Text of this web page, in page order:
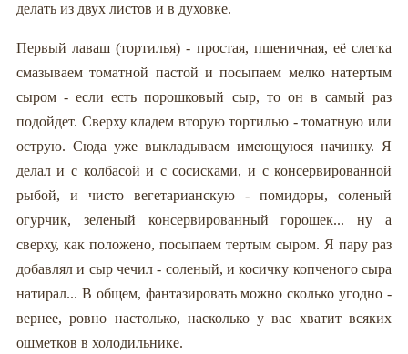
делать из двух листов и в духовке.
Первый лаваш (тортилья) - простая, пшеничная, её слегка
смазываем томатной пастой и посыпаем мелко натертым
сыром - если есть порошковый сыр, то он в самый раз
подойдет. Сверху кладем вторую тортилью - томатную или
острую. Сюда уже выкладываем имеющуюся начинку. Я
делал и с колбасой и с сосисками, и с консервированной
рыбой, и чисто вегетарианскую - помидоры, соленый
огурчик, зеленый консервированный горошек... ну а
сверху, как положено, посыпаем тертым сыром. Я пару раз
добавлял и сыр чечил - соленый, и косичку копченого сыра
натирал... В общем, фантазировать можно сколько угодно -
вернее, ровно настолько, насколько у вас хватит всяких
ошметков в холодильнике.